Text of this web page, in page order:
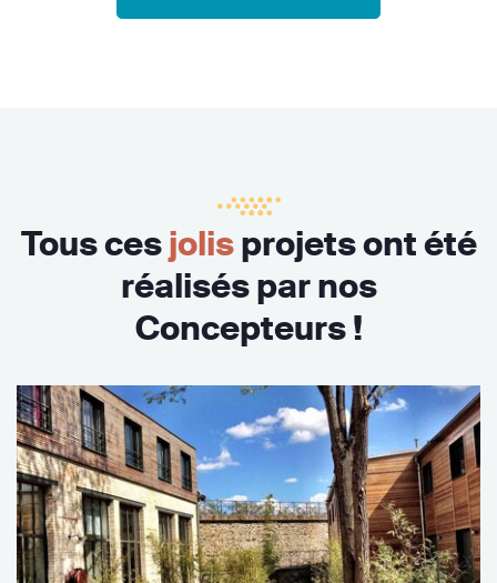
Tous cesjolisprojets ont été
réalisés par nos
Concepteurs !